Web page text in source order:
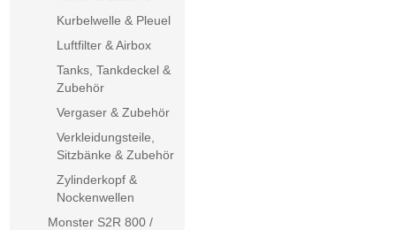
Kurbelwelle & Pleuel
Luftfilter & Airbox
Tanks, Tankdeckel &
Zubehör
Vergaser & Zubehör
Verkleidungsteile,
Sitzbänke & Zubehör
Zylinderkopf &
Nockenwellen
Monster S2R 800 /